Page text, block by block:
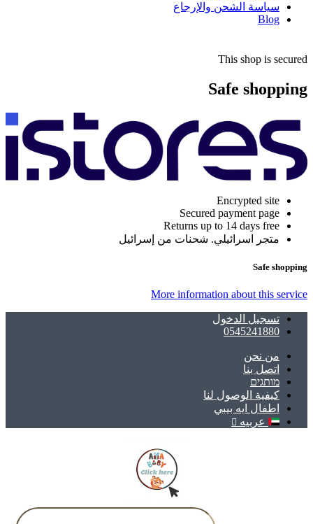
سياسة الشحن والإرجاع
Blog
This shop is secured
Safe shopping
Encrypted site
Secured payment page
Returns up to 14 days free
متجر اسرائيلي. شحنات من إسرائيل
Safe shopping
More information about this service
تسجيل الدخول
0545241880
ﻣﻦ ﻧﺤﻦ
اتصل بنا
מותגים
كيفية الوصول لنا
اطفال ايه بيبي
عربيه